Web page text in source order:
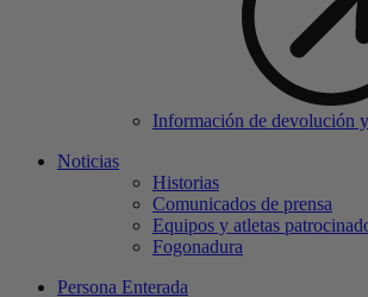
Información de devolución
Noticias
Historias
Comunicados de prensa
Equipos y atletas
Fogonadura
Persona Enterada